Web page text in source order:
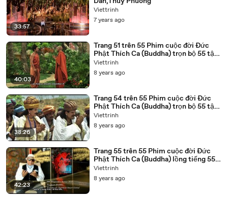
33:57
Viettrinh
7 years ago
40:03
Trang 51 trên 55 Phim cuộc đời Đức
Phật Thích Ca (Buddha) trọn bộ 55 tập
lồng tiếng
Viettrinh
8 years ago
38:26
Trang 54 trên 55 Phim cuộc đời Đức
Phật Thích Ca (Buddha) trọn bộ 55 tập
lồng tiếng
Viettrinh
8 years ago
42:23
Trang 55 trên 55 Phim cuộc đời Đức
Phật Thích Ca (Buddha) lồng tiếng 55
tập trọn bộ
Viettrinh
8 years ago